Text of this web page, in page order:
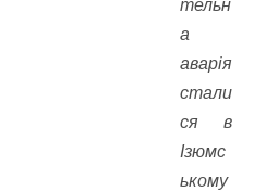
тельн
а
аварія
стали
ся в
Ізюмс
ькому